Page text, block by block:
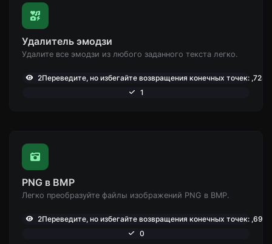
Удалитель эмодзи
Удалите все эмодзи из любого заданного текста легко.
2Переведите, но избегайте возвращения конечных точек: ,728
1
PNG в BMP
Легко преобразуйте файлы изображений PNG в BMP.
2Переведите, но избегайте возвращения конечных точек: ,698
0